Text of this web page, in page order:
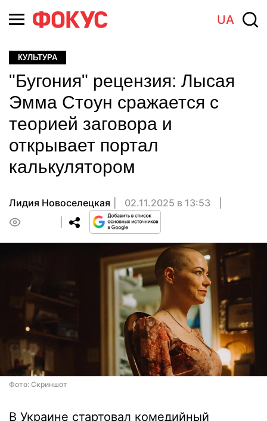
UA
КУЛЬТУРА
"Бугония" рецензия: Лысая
Эмма Стоун сражается с
теорией заговора и
открывает портал
калькулятором
Лидия Новоселецкая
02.11.2025 в 13:53
Фото: Скриншот
В Украине стартовал комедийный